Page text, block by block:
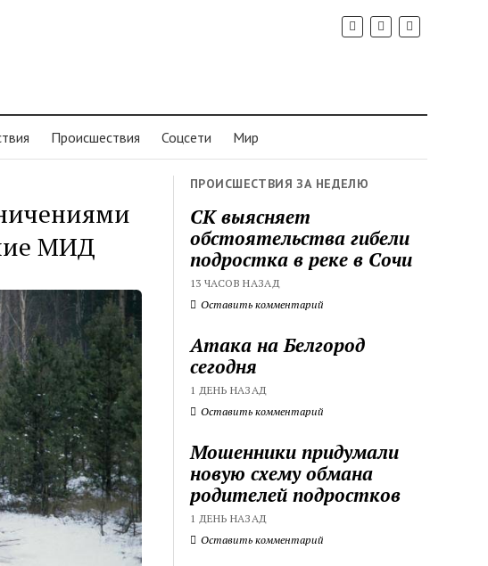
Проиcшествия Соцсети Мир
МИД
ПРОИСШЕСТВИЯ ЗА НЕДЕЛЮ
СК выясняет
обстоятельства гибели
подростка в реке в Сочи
13 ЧАСОВ НАЗАД
Оставить комментарий
Атака на Белгород
сегодня
1 ДЕНЬ НАЗАД
Оставить комментарий
Мошенники придумали
новую схему обмана
родителей подростков
1 ДЕНЬ НАЗАД
Оставить комментарий